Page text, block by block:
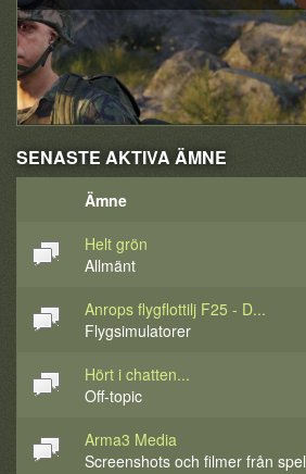
SENASTE AKTIVA ÄMNE
Ämne
Helt grön
Allmänt
Anrops flygflottilj F25 - D...
Flygsimulatorer
Hört i chatten...
Off-topic
Arma3 Media
Screenshots och filmer från spel